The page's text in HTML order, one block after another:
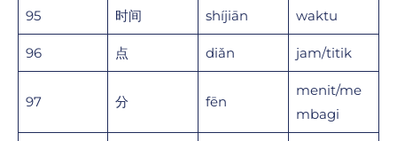
95 时间 shíjiān waktu
96 点 diǎn jam/titik
97 分 fēn
menit/me
mbagi